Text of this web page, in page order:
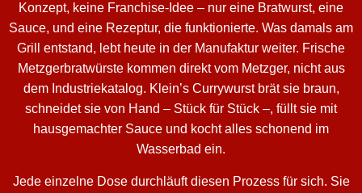
Konzept, keine Franchise-Idee – nur eine Bratwurst, eine
Sauce, und eine Rezeptur, die funktionierte. Was damals am
Grill entstand, lebt heute in der Manufaktur weiter. Frische
Metzgerbratwürste kommen direkt vom Metzger, nicht aus
dem Industriekatalog. Klein’s Currywurst brät sie braun,
schneidet sie von Hand – Stück für Stück –, füllt sie mit
hausgemachter Sauce und kocht alles schonend im
Wasserbad ein.
Jede einzelne Dose durchläuft diesen Prozess für sich. Sie